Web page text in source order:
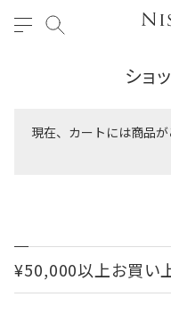
ショ
現在、カートには商品
¥50,000以上お買い